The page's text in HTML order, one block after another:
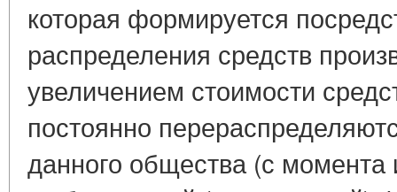
которая формируется
распределения средств
увеличением стоимости
постоянно
данного общества (с